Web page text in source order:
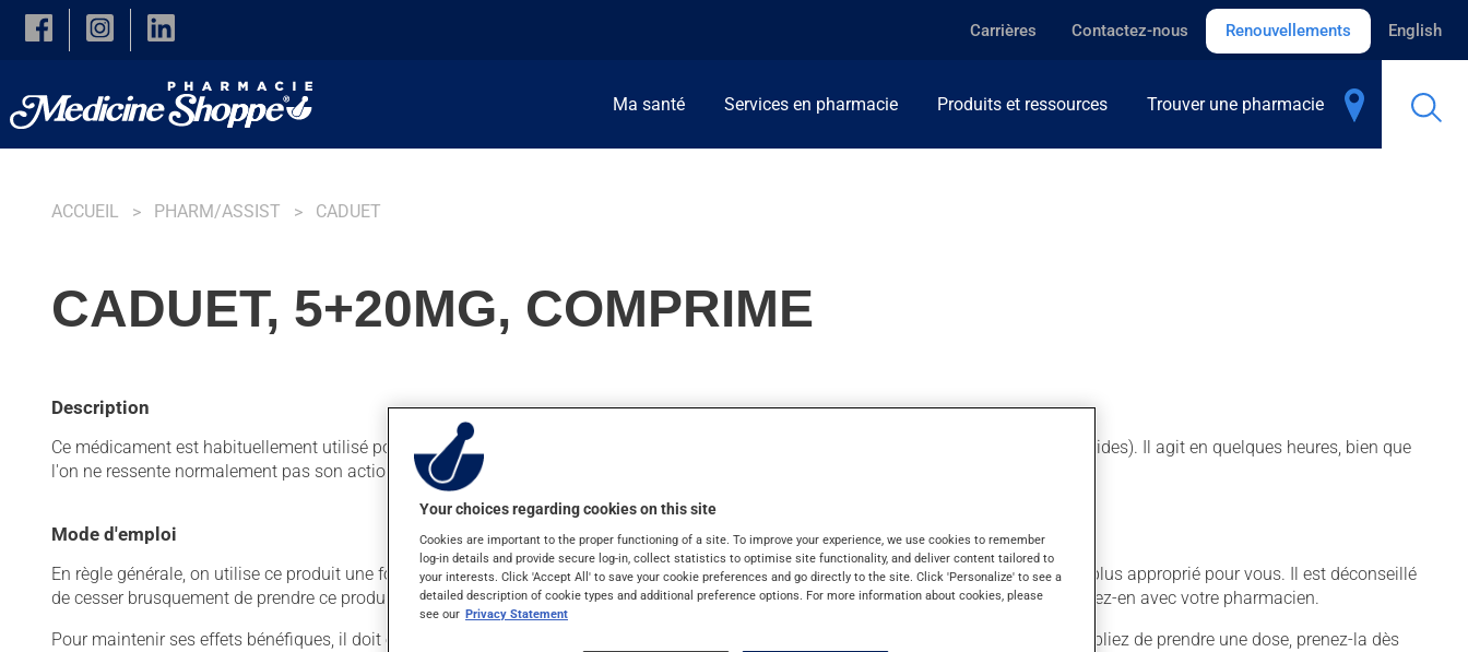
Skip to main content
Carrières Contactez-nous Renouvellements English
Ma santé Services en pharmacie Produits et ressources Trouver une pharmacie
ACCUEIL PHARM/ASSIST CADUET
CADUET, 5+20MG, COMPRIME
Description
Ce médicament est habituellement utilisé pour diminuer la tension artérielle et pour diminuer les gras dans le sang (cholestérol / triglycérides). Il agit en quelques heures, bien que
l'on ne ressente normalement pas son action.
Mode d'emploi
En règle générale, on utilise ce produit une fois par jour. Il est possible que votre pharmacien vous ait indiqué un horaire différent qui est plus approprié pour vous. Il est déconseillé
de cesser brusquement de prendre ce produit, surtout s'il a été utilisé durant plusieurs semaines. Si vous voulez cesser de l'utiliser, discutez-en avec votre pharmacien.
Pour maintenir ses effets bénéfiques, il doit être utilisé de façon régulière et continue. Assurez-vous de ne jamais en manquer. Si vous oubliez de prendre une dose, prenez-la dès
Your choices regarding cookies on this site
Cookies are important to the proper functioning of a site. To improve your experience, we use cookies to remember
log-in details and provide secure log-in, collect statistics to optimise site functionality, and deliver content tailored to
your interests. Click 'Accept All' to save your cookie preferences and go directly to the site. Click 'Personalize' to see a
detailed description of cookie types and additional preference options. For more information about cookies, please
see our Privacy Statement